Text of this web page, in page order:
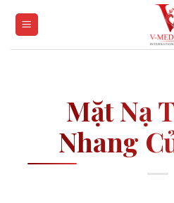
Mặt Nạ
Nhang